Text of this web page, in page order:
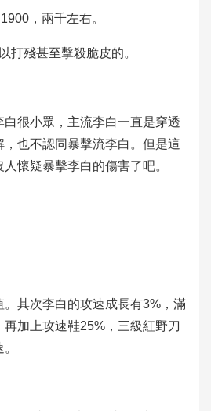
，兩千左右。
打殘甚至擊殺脆皮的。
很小眾，主流李白一直是穿透
也不認同暴擊流李白。但是這
懷疑暴擊李白的傷害了吧。
其次李白的攻速成長有3%，滿
加上攻速鞋25%，三級紅野刀